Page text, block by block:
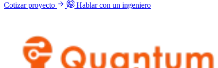
Cotizar proyecto Hablar con un ingeniero